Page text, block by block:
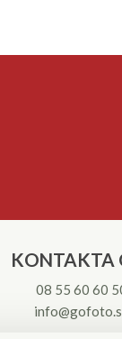
KONTAKTA
08 55 60 60